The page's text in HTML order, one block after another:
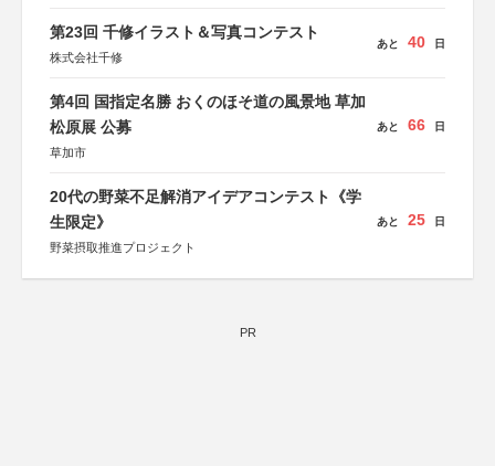
第23回 千修イラスト＆写真コンテスト
株式会社千修
あと 40 日
第4回 国指定名勝 おくのほそ道の風景地 草加
松原展 公募
草加市
あと 66 日
20代の野菜不足解消アイデアコンテスト《学
生限定》
野菜摂取推進プロジェクト
あと 25 日
PR